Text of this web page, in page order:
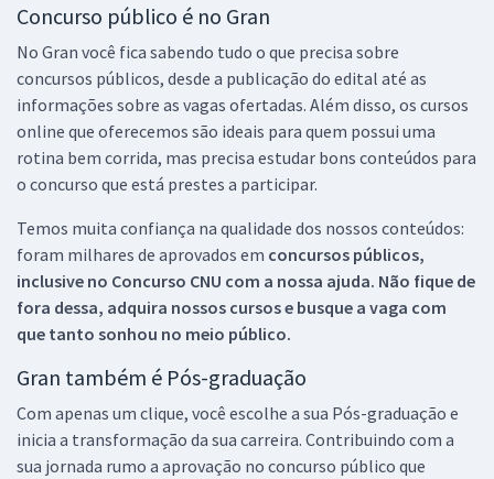
Concurso público é no Gran
No Gran você fica sabendo tudo o que precisa sobre
concursos públicos, desde a publicação do edital até as
informações sobre as vagas ofertadas. Além disso, os cursos
online que oferecemos são ideais para quem possui uma
rotina bem corrida, mas precisa estudar bons conteúdos para
o concurso que está prestes a participar.
Temos muita confiança na qualidade dos nossos conteúdos:
foram milhares de aprovados em concursos públicos,
inclusive no Concurso CNU com a nossa ajuda. Não fique de
fora dessa, adquira nossos cursos e busque a vaga com
que tanto sonhou no meio público.
Gran também é Pós-graduação
Com apenas um clique, você escolhe a sua Pós-graduação e
inicia a transformação da sua carreira. Contribuindo com a
sua jornada rumo a aprovação no concurso público que